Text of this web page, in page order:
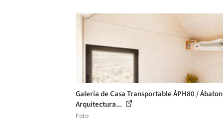
Galería de Casa Transportable ÁPH80 / Ábaton
Arquitectura...
Foto